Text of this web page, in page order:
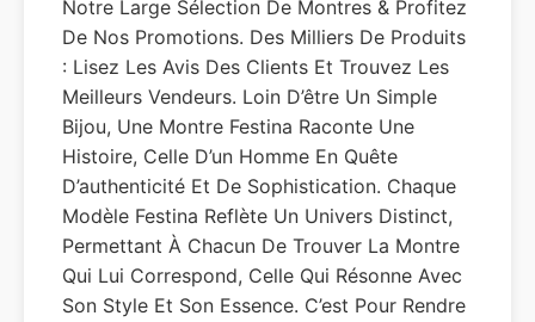
Notre Large Sélection De Montres & Profitez
De Nos Promotions. Des Milliers De Produits
: Lisez Les Avis Des Clients Et Trouvez Les
Meilleurs Vendeurs. Loin D’être Un Simple
Bijou, Une Montre Festina Raconte Une
Histoire, Celle D’un Homme En Quête
D’authenticité Et De Sophistication. Chaque
Modèle Festina Reflète Un Univers Distinct,
Permettant À Chacun De Trouver La Montre
Qui Lui Correspond, Celle Qui Résonne Avec
Son Style Et Son Essence. C’est Pour Rendre